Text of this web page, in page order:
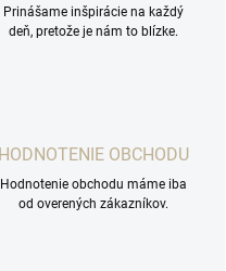
Prinášame inšpirácie na každý
deň, pretože je nám to blízke.
HODNOTENIE OBCHODU
Hodnotenie obchodu máme iba
od overených zákazníkov.